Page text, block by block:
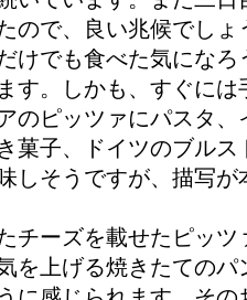
ので、良い兆候でしょ
けでも食べた気にな
す。しかも、すぐに
のピッツァにパスタ
菓子、ドイツのブル
しそうですが、描写
チーズを載せたピッ
を上げる焼きたての